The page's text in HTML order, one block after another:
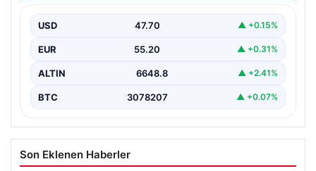
Şampiyonlar Ligi 3. Ön Eleme Turu ilk ayağında
USD 47.70 ▲ +0.15%
EUR 55.20 ▲ +0.31%
ALTIN 6648.8 ▲ +2.41%
BTC 3078207 ▲ +0.07%
Son Eklenen Haberler